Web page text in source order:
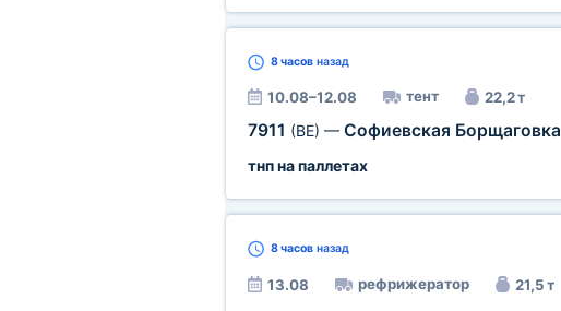
8 часовназад
10.08–12.08 тент 22,2 т
7911 (BE) — Софиевская Борщаговка
тнп на паллетах
8 часовназад
13.08 рефрижератор 21,5 т